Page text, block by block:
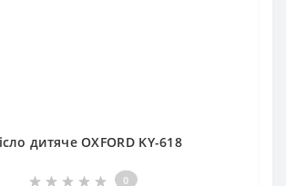
дитяче OXFORD KY-618
0